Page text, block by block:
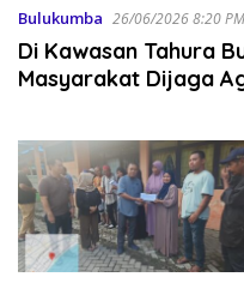
Bulukumba 26/06/2026 8:20 PM
Di Kawasan Tahura
Masyarakat Dijaga